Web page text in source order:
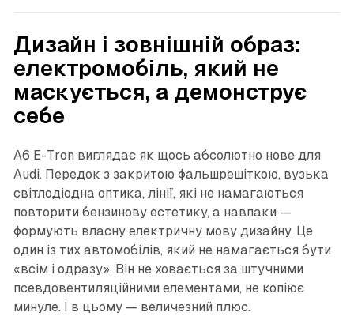
Дизайн і зовнішній образ:
електромобіль, який не
маскується, а демонструє
себе
A6 E-Tron виглядає як щось абсолютно нове для
Audi. Передок з закритою фальшрешіткою, вузька
світлодіодна оптика, лінії, які не намагаються
повторити бензинову естетику, а навпаки —
формують власну електричну мову дизайну. Це
один із тих автомобілів, який не намагається бути
«всім і одразу». Він не ховається за штучними
псевдовентиляційними елементами, не копіює
минуле. І в цьому — величезний плюс.